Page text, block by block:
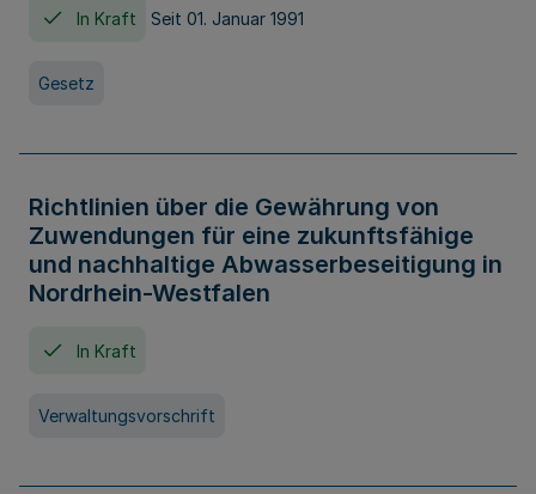
In Kraft Seit 01. Januar 1991
Gesetz
Richtlinien über die Gewährung von
Zuwendungen für eine zukunftsfähige
und nachhaltige Abwasserbeseitigung in
Nordrhein-Westfalen
In Kraft
Verwaltungsvorschrift